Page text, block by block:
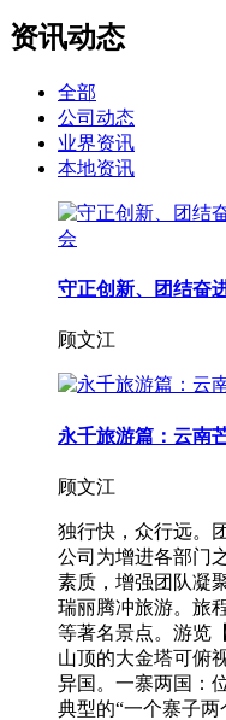
资讯动态
全部
公司动态
业界资讯
本地资讯
守正创新、团结奋
顾文江
永千旅游篇：云南
顾文江
独行快，众行远。
公司为增进各部门
素质，增强团队凝
瑞丽腾冲旅游。旅
等著名景点。游览
山顶的大金塔可俯
异国。一寨两国：
典型的“一个寨子